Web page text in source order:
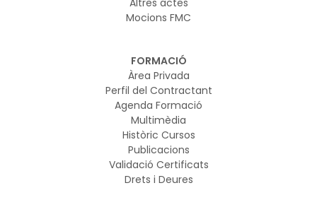
Altres actes
Mocions FMC
FORMACIÓ
Àrea Privada
Perfil del Contractant
Agenda Formació
Multimèdia
Històric Cursos
Publicacions
Validació Certificats
Drets i Deures